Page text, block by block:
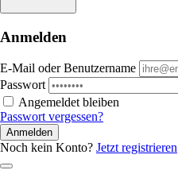
Anmelden
E-Mail oder Benutzername
Passwort
Angemeldet bleiben
Passwort vergessen?
Anmelden
Noch kein Konto? Jetzt registrieren